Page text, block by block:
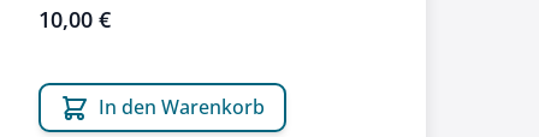
10,00 €
In den Warenkorb